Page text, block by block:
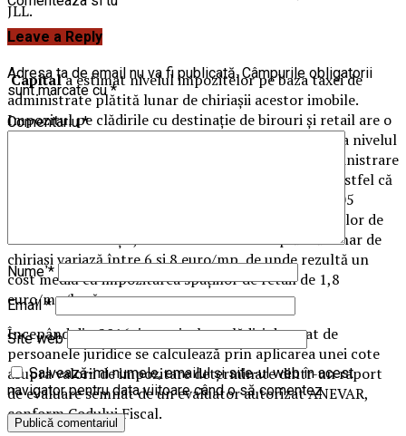
JLL.
Capitala estimat nivelul impozitelor pe baza taxei de
administrate plătită lunar de chiriaşii acestor imobile.
Impozitul pe clădirile cu destinaţie de birouri şi retail are o
pondere de circa 30-35% în taxa de administrare. La nivelul
Bucureştiului, valoarea medie lunară a taxei de administrare
specifice clădirilor de birouri este de 3,5 euro/mp, astfel că
impozitul lunar datorat poate fi estimat la circa 1,05
euro/mp. În cazul centrelor comerciale şi al parcurilor de
retail din Bucureşti, taxa de administrare plătită lunar de
chiriaşi variază între 6 şi 8 euro/mp, de unde rezultă un
cost mediu cu impozitarea spaţiilor de retail de 1,8
euro/mp/lună.
Începând din 2016, impozitul pe clădiri datorat de
persoanele juridice se calculează prin aplicarea unei cote
asupra valorii de impozitare determinate dintr-un raport
de evaluare semnat de un evaluator autorizat ANEVAR,
conform Codului Fiscal.
Leave a Reply
Adresa ta de email nu va fi publicată. Câmpurile obligatorii
sunt marcate cu*
Comentariu*
Nume*
Email*
Site web
Salvează-mi numele, emailul și site-ul web în acest
navigator pentru data viitoare când o să comentez.